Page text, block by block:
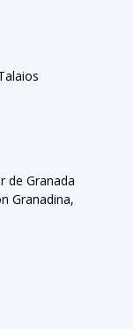
de Granada
Granadina,